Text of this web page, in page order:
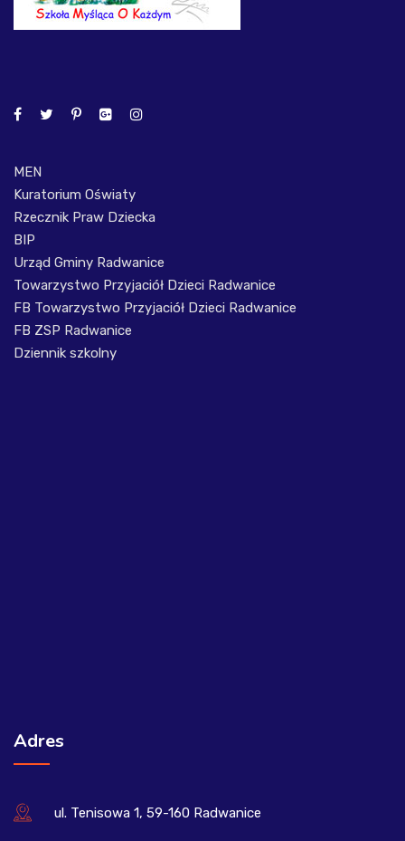
MEN
Kuratorium Oświaty
Rzecznik Praw Dziecka
BIP
Urząd Gminy Radwanice
Towarzystwo Przyjaciół Dzieci Radwanice
FB Towarzystwo Przyjaciół Dzieci Radwanice
FB ZSP Radwanice
Dziennik szkolny
Adres
ul. Tenisowa 1, 59-160 Radwanice